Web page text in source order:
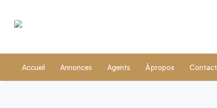
Accueil Annonces Agents À propos Contact